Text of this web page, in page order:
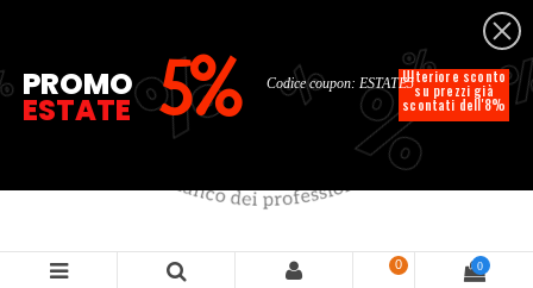
Italiano
0 0
%
% %
% Ulteriore sconto
su prezzi già
scontati dell'8%
Codice coupon: ESTATE5
PROMO
ESTATE 5%